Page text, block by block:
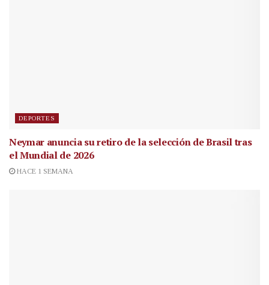
DEPORTES
Neymar anuncia su retiro de la selección de Brasil tras
el Mundial de 2026
HACE 1 SEMANA